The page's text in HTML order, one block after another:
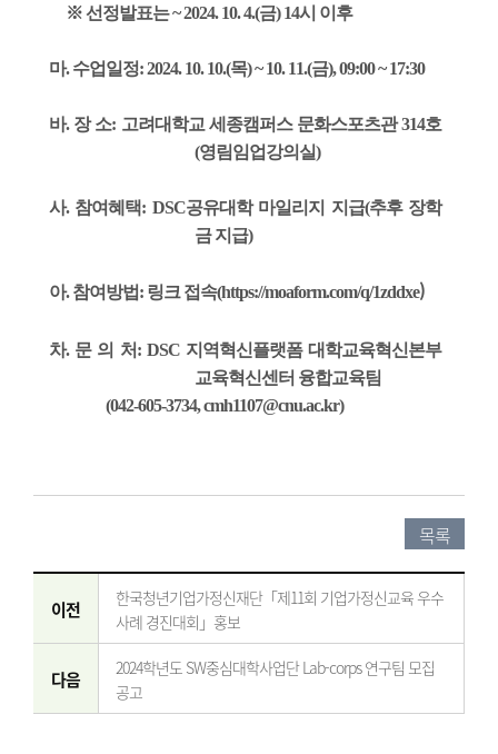
※ 선정발표는 ~ 2024. 10. 4.(금) 14시 이후
마. 수업일정: 2024. 10. 10.(목) ~ 10. 11.(금), 09:00 ~ 17:30
바. 장 소: 고려대학교 세종캠퍼스 문화스포츠관 314호
(영림임업강의실)
사. 참여혜택: DSC공유대학 마일리지 지급(추후 장학
금 지급)
아. 참여방법: 링크 접속(https://moaform.com/q/1zddxe)
차. 문 의 처: DSC 지역혁신플랫폼 대학교육혁신본부
교육혁신센터 융합교육팀
(042-605-3734, cmh1107@cnu.ac.kr)
목록
이전
한국청년기업가정신재단「제11회 기업가정신교육 우수
사례 경진대회」홍보
다음
2024학년도 SW중심대학사업단 Lab-corps 연구팀 모집
공고